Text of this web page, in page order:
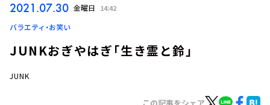
ログイン
2021.07.30 金曜日 14:42
バラエティ・お笑い
JUNKおぎやはぎ「生き霊と鈴」
JUNK